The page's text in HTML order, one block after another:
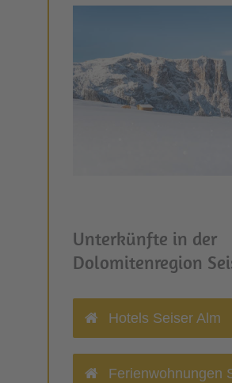
Unterkünfte in der
Dolomitenregion
Hotels Seiser Alm
Ferienwohnungen